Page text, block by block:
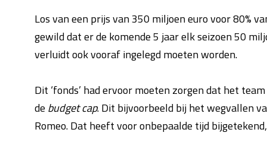
Los van een prijs van 350 miljoen euro voor 80%
gewild dat er de komende 5 jaar elk seizoen 50
verluidt ook vooraf ingelegd moeten worden.
Dit ‘fonds’ had ervoor moeten zorgen dat het
de budget cap. Dit bijvoorbeeld bij het wegvallen
Romeo. Dat heeft voor onbepaalde tijd